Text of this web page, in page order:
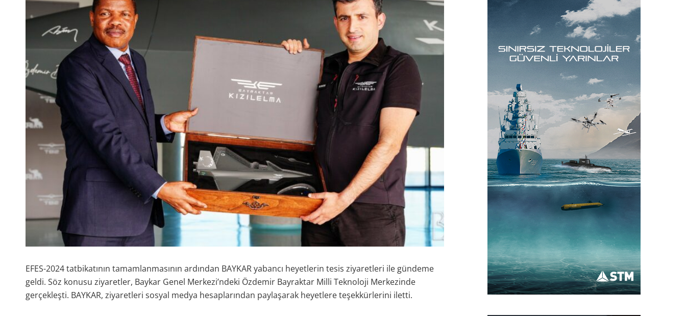
EFES-2024 tatbikatının tamamlanmasının ardından BAYKAR yabancı heyetlerin tesis ziyaretleri ile gündeme
geldi. Söz konusu ziyaretler, Baykar Genel Merkezi’ndeki Özdemir Bayraktar Milli Teknoloji Merkezinde
gerçekleşti. BAYKAR, ziyaretleri sosyal medya hesaplarından paylaşarak heyetlere teşekkürlerini iletti.